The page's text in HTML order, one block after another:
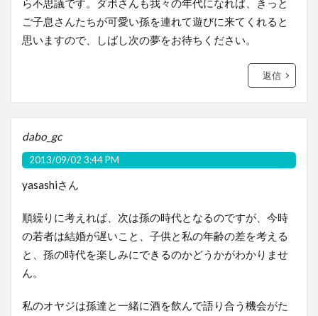
ら不思議です。ダボさんも我々の年代になれば、きっと
ご子息さんたちが可愛い孫を連れて遊びに来てくれると
思いますので、しばし次の夢をお待ちください。
返信
dabo_gc
2013/09/02 3:44 PM
yasashiさん
順繰りに考えれば、次は孫の時代となるのですが、今時
の若者は結婚が遅いこと、子供と私の年齢の差を考える
と、孫の時代を楽しみにできるのかどうかがわかりませ
ん。
私のオヤジは孫達と一緒に酒を飲んで語り合う機会がた